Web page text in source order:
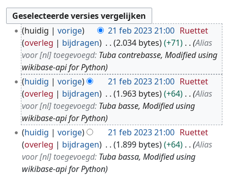
huidig vorige 21 feb 2023 21:00 Ruettet
overleg
bijdragen 2.034 bytes +71
Alias
voor [nl] toegevoegd: Tuba contrebasse, Modified using
wikibase-api for Python
huidig
vorige 21 feb 2023 21:00 Ruettet
overleg
bijdragen 1.963 bytes +64
Alias
voor [nl] toegevoegd: Tuba basse, Modified using
wikibase-api for Python
huidig
vorige 21 feb 2023 21:00 Ruettet
overleg
bijdragen 1.899 bytes +64
Alias
voor [nl] toegevoegd: Tuba bassa, Modified using
wikibase-api for Python